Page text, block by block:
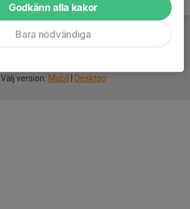
Välj version: Mobil Desktop
Godkänn alla kakor
Bara nödvändiga